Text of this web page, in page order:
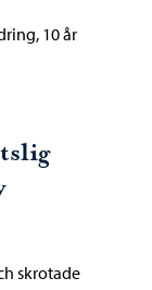
10 år
skrotade